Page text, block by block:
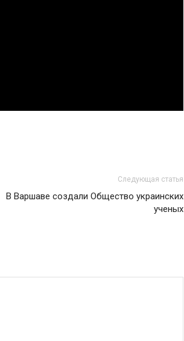
Следующая статья
В Варшаве создали Общество украинских
ученых